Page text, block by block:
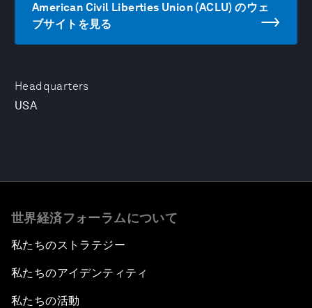
Headquarters
USA
American Civil Liberties Union (ACLU) のウェ
ブサイトを見る
世界経済フォーラムについて
私たちのストラテジー
私たちのアイデンティティ
私たちの活動